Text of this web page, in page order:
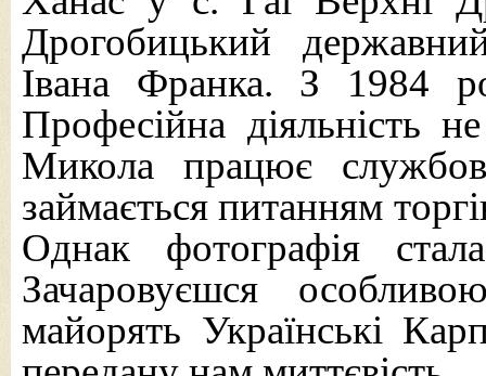
Дрогобицький
Івана Франка. З 1984
Професійна діяльність
Микола працює
займається питанням
Однак фотографія
Зачаровуєшся
майорять Українські